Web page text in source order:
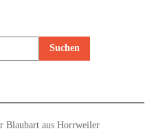
Blaubart aus Horrweiler